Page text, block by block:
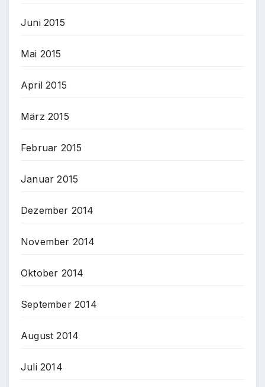
Juni 2015
Mai 2015
April 2015
März 2015
Februar 2015
Januar 2015
Dezember 2014
November 2014
Oktober 2014
September 2014
August 2014
Juli 2014